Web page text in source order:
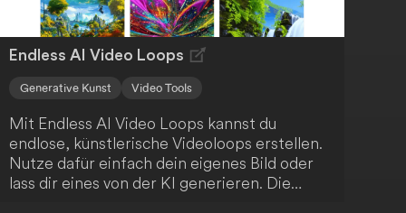
Endless AI Video Loops
Generative Kunst Video Tools
Mit Endless AI Video Loops kannst du
endlose, künstlerische Videoloops erstellen.
Nutze dafür einfach dein eigenes Bild oder
lass dir eines von der KI generieren. Die